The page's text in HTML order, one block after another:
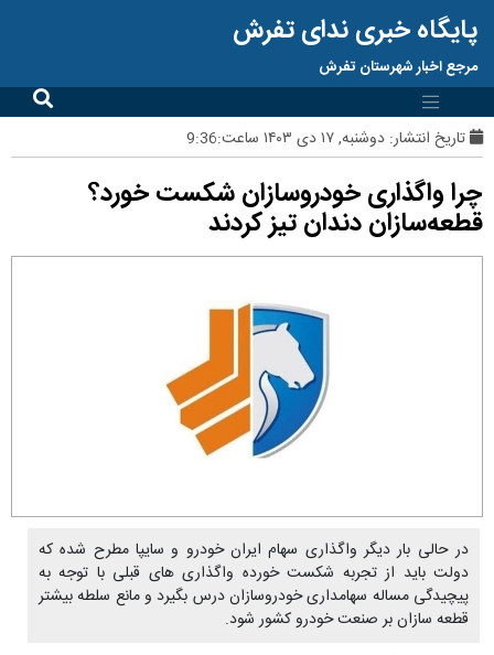
پایگاه خبری ندای تفرش
مرجع اخبار شهرستان تفرش
تاریخ انتشار: دوشنبه, ۱۷ دی ۱۴۰۳ ساعت:9:36
چرا واگذاری خودروسازان شکست خورد؟
قطعه‌سازان دندان تیز کردند
در حالی بار دیگر واگذاری سهام ایران خودرو و سایپا مطرح شده که
دولت باید از تجربه شکست خورده واگذاری های قبلی با توجه به
پیچیدگی مساله سهامداری خودروسازان درس بگیرد و مانع سلطه بیشتر
قطعه سازان بر صنعت خودرو کشور شود.